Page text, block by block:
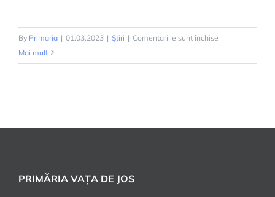
By Primaria | 01.03.2023 | Știri | Comentariile sunt închise
APIA
Mai mult
PRIMĂRIA VAȚA DE JOS